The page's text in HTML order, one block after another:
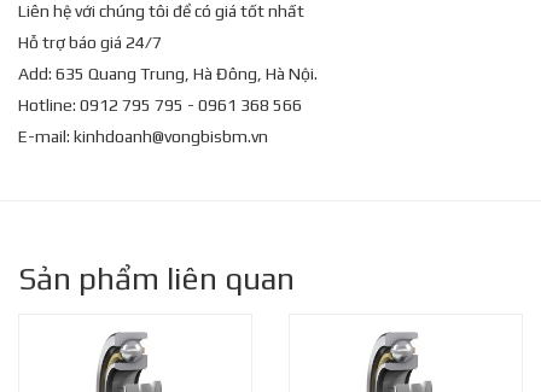
Liên hệ với chúng tôi để có giá tốt nhất
Hỗ trợ báo giá 24/7
Add: 635 Quang Trung, Hà Đông, Hà Nội.
Hotline: 0912 795 795 - 0961 368 566
E-mail: kinhdoanh@vongbisbm.vn
Sản phẩm liên quan